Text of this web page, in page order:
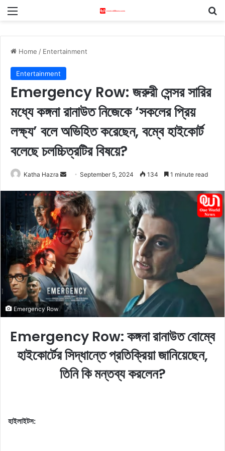
Home / Entertainment
Entertainment
Emergency Row: জরুরী সেন্সর সারির
মধ্যে কঙ্গনা রানাউত নিজেকে ‘সকলের প্রিয়
লক্ষ্য’ বলে অভিহিত করেছেন, বম্বে হাইকোর্ট
বলেছে চলচ্চিত্রটির বিষয়ে?
Katha Hazra
n
d
n
e
m
a
i
l
September 5, 2024 134 1 minute read
Emergency Row
Emergency Row: কঙ্গনা রানাউত বোম্বে
হাইকোর্টের সিদ্ধান্তে প্রতিক্রিয়া জানিয়েছেন,
তিনি কি মন্তব্য করলেন?
হাইলাইটস: